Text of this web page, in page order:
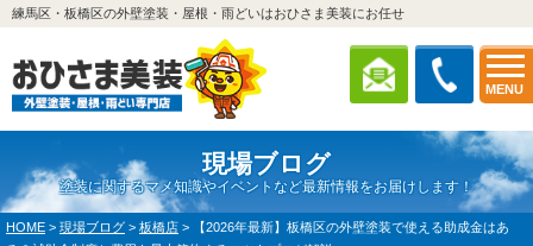
MENU
練馬区・板橋区の外壁塗装・屋根・雨どいはおひさま美装にお任せ
現場ブログ
塗装に関するマメ知識やイベントなど最新情報をお届けします！
HOME > 現場ブログ > 板橋店 >
【2026年最新】板橋区の外壁塗装で使える助成金はあ